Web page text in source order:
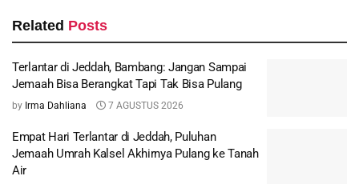
Related Posts
Terlantar di Jeddah, Bambang: Jangan Sampai
Jemaah Bisa Berangkat Tapi Tak Bisa Pulang
by Irma Dahliana 7 AGUSTUS 2026
Empat Hari Terlantar di Jeddah, Puluhan
Jemaah Umrah Kalsel Akhirnya Pulang ke Tanah
Air